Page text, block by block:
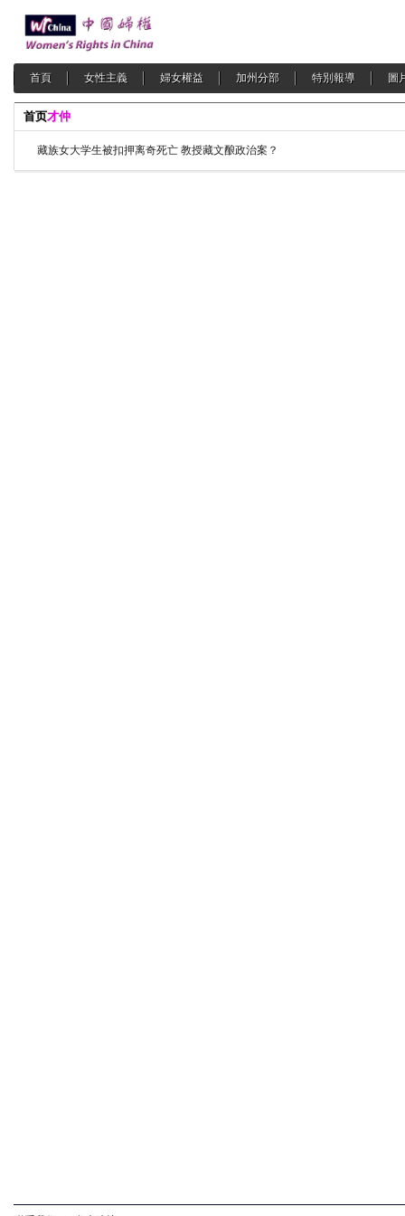
首頁 女性主義 婦女權益 加州分部 特別報導 圖
首页才仲
藏族女大学生被扣押离奇死亡 教授藏文酿政治案？